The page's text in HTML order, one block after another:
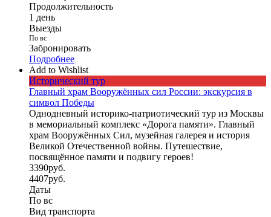
Продолжительность
1 день
Выезды
По вс
Забронировать
Подробнее
Add to Wishlist
Исторический тур
Главный храм Вооружённых сил России: экскурсия в
символ Победы
Однодневный историко-патриотический тур из Москвы
в мемориальный комплекс «Дорога памяти». Главный
храм Вооружённых Сил, музейная галерея и история
Великой Отечественной войны. Путешествие,
посвящённое памяти и подвигу героев!
3390руб.
4407руб.
Даты
По вс
Вид транспорта